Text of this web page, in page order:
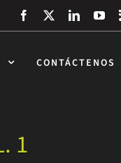
Facebook
TwitterLinkedIn
CONTÁCTENOS
1